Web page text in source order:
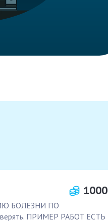
1000
БОЛЕЗНИ ПО
ПРИМЕР РАБОТ ЕСТЬ